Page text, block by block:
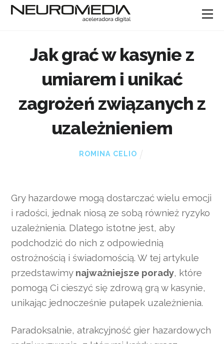
Jak grać w kasynie z
umiarem i unikać
zagrożeń związanych z
uzależnieniem
ROMINA CELIO
Gry hazardowe mogą dostarczać wielu emocji
i radości, jednak niosą ze sobą również ryzyko
uzależnienia. Dlatego istotne jest, aby
podchodzić do nich z odpowiednią
ostrożnością i świadomością. W tej artykule
przedstawimy najważniejsze porady, które
pomogą Ci cieszyć się zdrową grą w kasynie,
unikając jednocześnie pułapek uzależnienia.
Paradoksalnie, atrakcyjność gier hazardowych